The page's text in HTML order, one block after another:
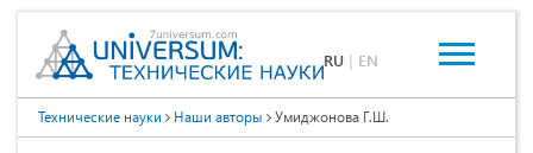
RU | EN
Технические науки Наши авторы Умиджонова Г.Ш.